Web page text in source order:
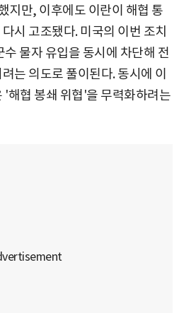
지만, 이후에도 이란이 해협 통
시 고조됐다. 미국의 이번 조치
물자 유입을 동시에 차단해 전
는 의도로 풀이된다. 동시에 이
'해협 봉쇄 위협'을 무력화하려는